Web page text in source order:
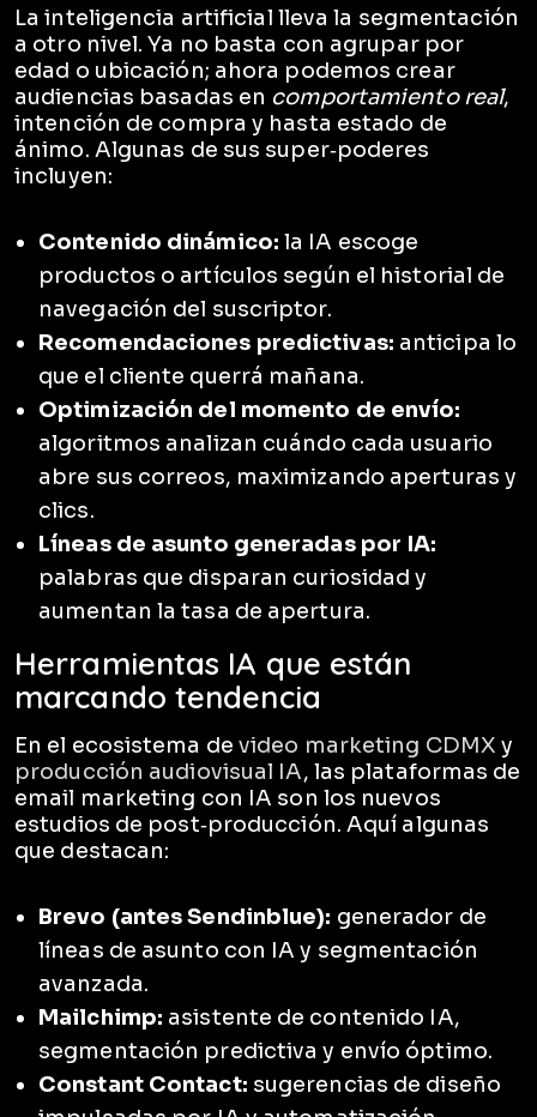
La inteligencia artificial lleva la segmentación
a otro nivel. Ya no basta con agrupar por
edad o ubicación; ahora podemos crear
audiencias basadas en comportamiento real,
intención de compra y hasta estado de
ánimo. Algunas de sus super‑poderes
incluyen:
Contenido dinámico: la IA escoge
productos o artículos según el historial de
navegación del suscriptor.
Recomendaciones predictivas: anticipa lo
que el cliente querrá mañana.
Optimización del momento de envío:
algoritmos analizan cuándo cada usuario
abre sus correos, maximizando aperturas y
clics.
Líneas de asunto generadas por IA:
palabras que disparan curiosidad y
aumentan la tasa de apertura.
Herramientas IA que están
marcando tendencia
En el ecosistema devideo marketing CDMX y
producción audiovisual IA, las plataformas de
email marketing con IA son los nuevos
estudios de post‑producción. Aquí algunas
que destacan:
Brevo (antes Sendinblue): generador de
líneas de asunto con IA y segmentación
avanzada.
Mailchimp: asistente de contenido IA,
segmentación predictiva y envío óptimo.
Constant Contact: sugerencias de diseño